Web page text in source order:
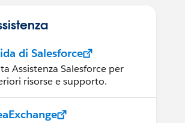
di Salesforce
Assistenza Salesforce per
risorse e supporto.